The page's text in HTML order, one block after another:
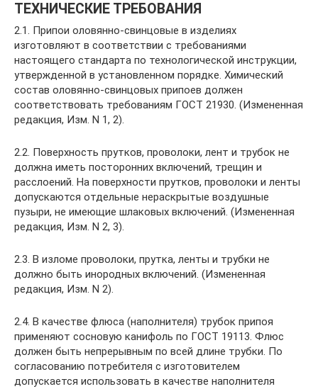
ТЕХНИЧЕСКИЕ ТРЕБОВАНИЯ
2.1. Припои оловянно-свинцовые в изделиях
изготовляют в соответствии с требованиями
настоящего стандарта по технологической инструкции,
утвержденной в установленном порядке. Химический
состав оловянно-свинцовых припоев должен
соответствовать требованиям ГОСТ 21930. (Измененная
редакция, Изм. N 1, 2).
2.2. Поверхность прутков, проволоки, лент и трубок не
должна иметь посторонних включений, трещин и
расслоений. На поверхности прутков, проволоки и ленты
допускаются отдельные нераскрытые воздушные
пузыри, не имеющие шлаковых включений. (Измененная
редакция, Изм. N 2, 3).
2.3. В изломе проволоки, прутка, ленты и трубки не
должно быть инородных включений. (Измененная
редакция, Изм. N 2).
2.4. В качестве флюса (наполнителя) трубок припоя
применяют сосновую канифоль по ГОСТ 19113. Флюс
должен быть непрерывным по всей длине трубки. По
согласованию потребителя с изготовителем
допускается использовать в качестве наполнителя